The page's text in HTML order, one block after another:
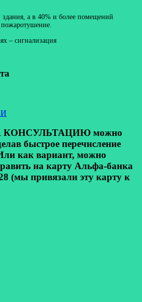
здания, а в 40% и более помещений
– сигнализация
КОНСУЛЬТАЦИЮ можно
быстрое перечисление
как вариант, можно
на карту Альфа-банка
(мы привязали эту карту к